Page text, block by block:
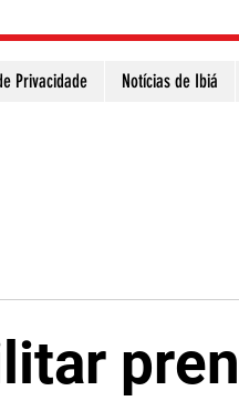
Privacidade Notícias de Ibiá